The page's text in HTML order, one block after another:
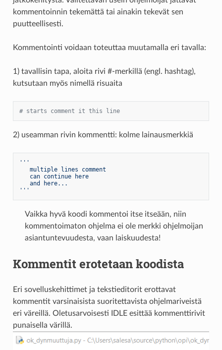
kommentoinnin tekemättä tai ainakin tekevät sen
puutteellisesti.
Kommentointi voidaan toteuttaa muutamalla eri tavalla:
1) tavallisin tapa, aloita rivi #-merkillä (engl. hashtag),
kutsutaan myös nimellä risuaita
# starts comment it this line
2) useamman rivin kommentti: kolme lainausmerkkiä
'''
   multiple lines comment
   can continue here
   and here...
'''
Vaikka hyvä koodi kommentoi itse itseään, niin
kommentoimaton ohjelma ei ole merkki ohjelmoijan
asiantuntevuudesta, vaan laiskuudesta!
Kommentit erotetaan koodista
Eri sovelluskehittimet ja tekstieditorit erottavat
kommentit varsinaisista suoritettavista ohjelmariveistä
eri väreillä. Oletusarvoisesti IDLE esittää kommenttirivit
punaisella värillä.